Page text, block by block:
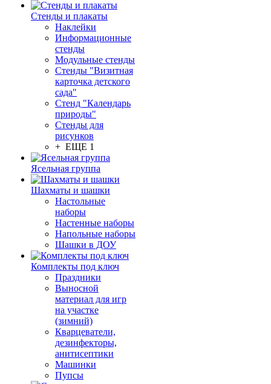
Стенды и плакаты
Наклейки
Информационные
стенды
Модульные стенды
Стенды "Визитная
карточка детского
сада"
Стенд "Календарь
природы"
Стенды для
рисунков
+ ЕЩЕ 1
Ясельная группа
Шахматы и шашки
Настольные
наборы
Настенные наборы
Напольные наборы
Шашки в ДОУ
Комплекты под ключ
Праздники
Выносной
материал для игр
на участке
(зимний)
Кварцеватели,
дезинфекторы,
анитисептики
Машинки
Пупсы